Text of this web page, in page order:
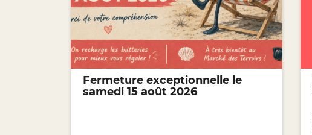
Fermeture exceptionnelle le
samedi 15 août 2026